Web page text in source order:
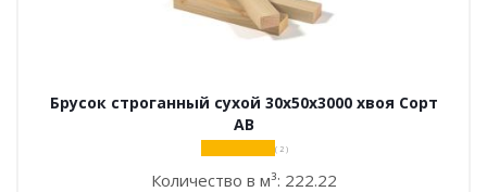
Брусок строганный сухой 30х50х3000 хвоя Сорт
АВ
( 2 )
Количество в м³: 222.22